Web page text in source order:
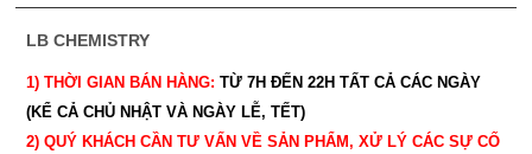
LB CHEMISTRY
1) THỜI GIAN BÁN HÀNG: TỪ 7H ĐẾN 22H TẤT CẢ CÁC NGÀY
(KỂ CẢ CHỦ NHẬT VÀ NGÀY LỄ, TẾT)
2) QUÝ KHÁCH CẦN TƯ VẤN VỀ SẢN PHẨM, XỬ LÝ CÁC SỰ CỐ